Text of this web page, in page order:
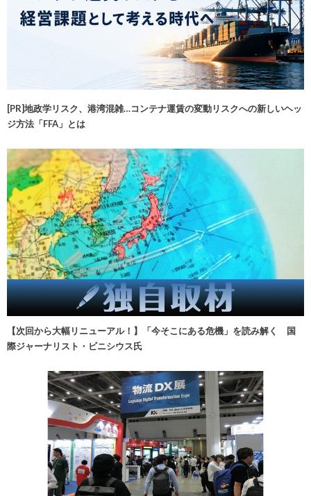
[PR]地政学リスク、港湾混雑…コンテナ運賃の変動リスクへの新しいヘッ
ジ方法「FFA」とは
【次回から大幅リニューアル！】「今そこにある危機」を読み解く 国
際ジャーナリスト・ビニシウス氏